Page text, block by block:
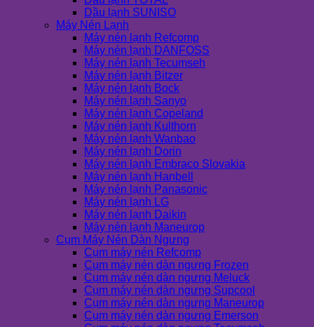
Dầu lạnh SUNISO
Máy Nén Lạnh
Máy nén lạnh Refcomp
Máy nén lạnh DANFOSS
Máy nén lạnh Tecumseh
Máy nén lạnh Bitzer
Máy nén lạnh Bock
Máy nén lạnh Sanyo
Máy nén lạnh Copeland
Máy nén lạnh Kulthorn
Máy nén lạnh Wanbao
Máy nén lạnh Dorin
Máy nén lạnh Embraco Slovakia
Máy nén lạnh Hanbell
Máy nén lạnh Panasonic
Máy nén lạnh LG
Máy nén lạnh Daikin
Máy nén lạnh Maneurop
Cụm Máy Nén Dàn Ngưng
Cụm máy nén Refcomp
Cụm máy nén dàn ngưng Frozen
Cụm máy nén dàn ngưng Meluck
Cụm máy nén dàn ngưng Supcool
Cụm máy nén dàn ngưng Maneurop
Cụm máy nén dàn ngưng Emerson